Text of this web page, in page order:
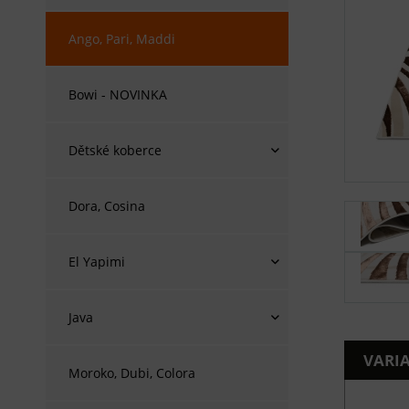
Ango, Pari, Maddi
Bowi - NOVINKA
Dětské koberce
Dora, Cosina
El Yapimi
Java
Moroko, Dubi, Colora